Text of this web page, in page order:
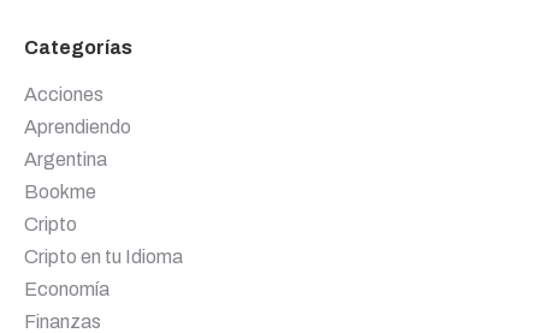
Categorías
Acciones
Aprendiendo
Argentina
Bookme
Cripto
Cripto en tu Idioma
Economía
Finanzas